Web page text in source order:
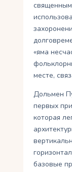
священным
«яма
месте,
Дольмен
первых
которая
базовые